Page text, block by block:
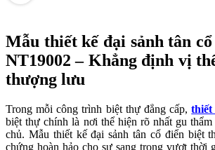
Mẫu thiết kế đại sảnh tân
NT19002 – Khẳng định vị
thượng lưu
Trong mỗi công trình biệt thự đẳng cấp,thiết
biệt thự chính là nơi thể hiện rõ nhất gu
chủ. Mẫu thiết kế đại sảnh tân cổ điển biệt
chứng hoàn hảo cho sự sang trọng vượt thời